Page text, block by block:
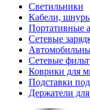
Светильники
Кабели,
Портативные
Сетевые
Сетевые
Коврики для
Подставки под
Держатели